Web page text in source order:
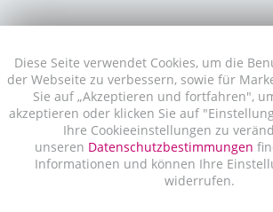
Diese Seite verwendet Cookies, um die
der Webseite zu verbessern, sowie für
Sie auf „Akzeptieren und fortfahren",
akzeptieren oder klicken Sie auf
Ihre Cookieeinstellungen zu
unseren Datenschutzbestimmungen
Informationen und können Ihre
widerrufen.